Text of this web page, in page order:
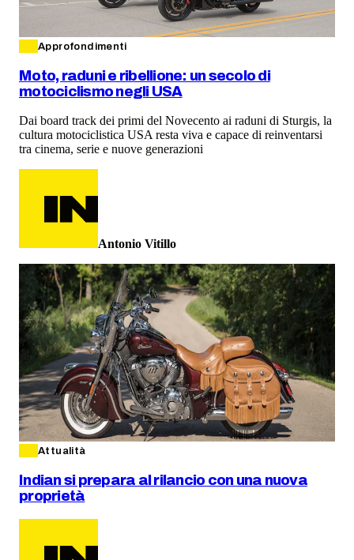
Approfondimenti
Moto, raduni e ribellione: un secolo di
motociclismo negli USA
Dai board track dei primi del Novecento ai raduni di Sturgis, la
cultura motociclistica USA resta viva e capace di reinventarsi
tra cinema, serie e nuove generazioni
Antonio Vitillo
Attualità
Indian si prepara al rilancio con una nuova
proprietà